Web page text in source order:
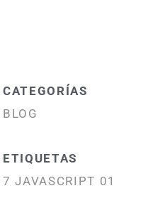
CATEGORÍAS
BLOG
ETIQUETAS
7 JAVASCRIPT 01